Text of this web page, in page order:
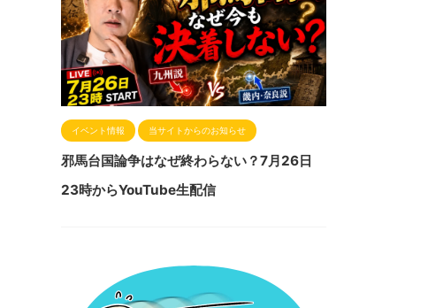
イベント情報 当サイトからのお知らせ
邪馬台国論争はなぜ終わらない？7月26日
23時からYouTube生配信